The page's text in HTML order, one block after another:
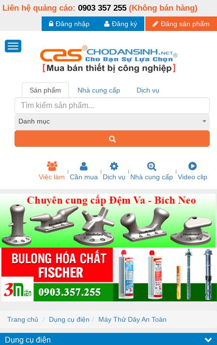
Liên hệ quảng cáo: 0903 357 255 (Không bán hàng)
Đăng sản phẩm
Đăng ký
Đăng nhập
Sản phẩm Nhà cung cấp Dịch vụ
Danh mục
Việc làm Cần mua Dịch vụ Nhà cung cấp Video clip
Trang chủ Dụng cụ điện Máy Thử Dây An Toàn
Dụng cụ điện